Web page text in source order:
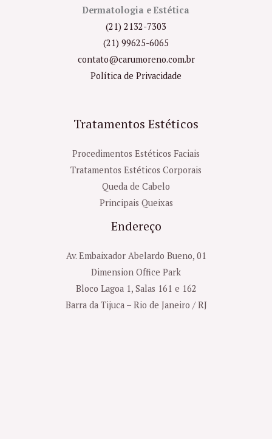
Dermatologia e Estética
(21) 2132-7303
(21) 99625-6065
contato@carumoreno.com.br
Política de Privacidade
Tratamentos Estéticos
Procedimentos Estéticos Faciais
Tratamentos Estéticos Corporais
Queda de Cabelo
Principais Queixas
Endereço
Av. Embaixador Abelardo Bueno, 01
Dimension Office Park
Bloco Lagoa 1, Salas 161 e 162
Barra da Tijuca – Rio de Janeiro / RJ